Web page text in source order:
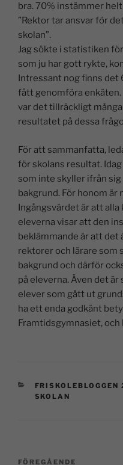
bra. 70% instämmer
”Rektor tar ansvar för
skolan”.
Jag sökte i statistiken
som ju har gott rykte,
Intressant nog finns det
fått genomföra enkäten.
var det tillräckligt
resultatet på dessa
För att sammanfatta,
för skolans resultat.
som inte skyller ifrån sig
bakgrund. För honom är
Ingångsvärdet är att alla
eleverna visar att den
beklämmande är att det
rektorer och lärare som
bakgrund och därför
på eleverna. Även det
elever som gått ut
ha ett enda godkänt
Framtidsgymnasiet, och
SKOLAN
FÖREGÅENDE